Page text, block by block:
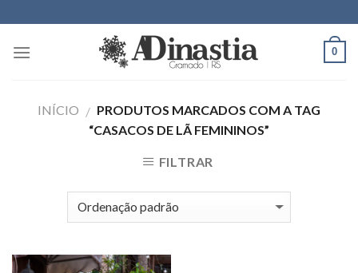
to
content
0
INÍCIO / PRODUTOS MARCADOS COM A TAG
“CASACOS DE LÃ FEMININOS”
FILTRAR